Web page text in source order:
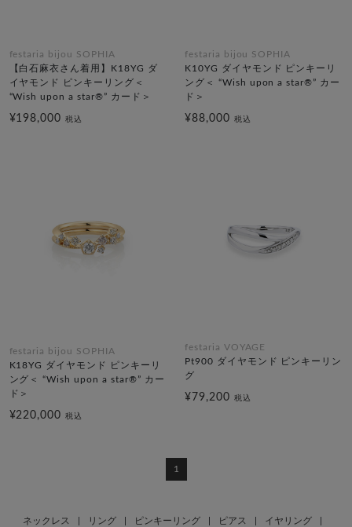
festaria bijou SOPHIA
【白石麻衣さん着用】K18YG ダ
イヤモンド ピンキーリング＜
“Wish upon a star®” カード＞
¥198,000税込
festaria bijou SOPHIA
K10YG ダイヤモンド ピンキーリ
ング＜ “Wish upon a star®” カー
ド＞
¥88,000 税込
festaria bijou SOPHIA
K18YG ダイヤモンド ピンキーリ
ング＜ “Wish upon a star®” カー
ド＞
¥220,000税込
festaria VOYAGE
Pt900 ダイヤモンド ピンキーリン
グ
¥79,200 税込
1
ネックレス リング ピンキーリング ピアス イヤリング